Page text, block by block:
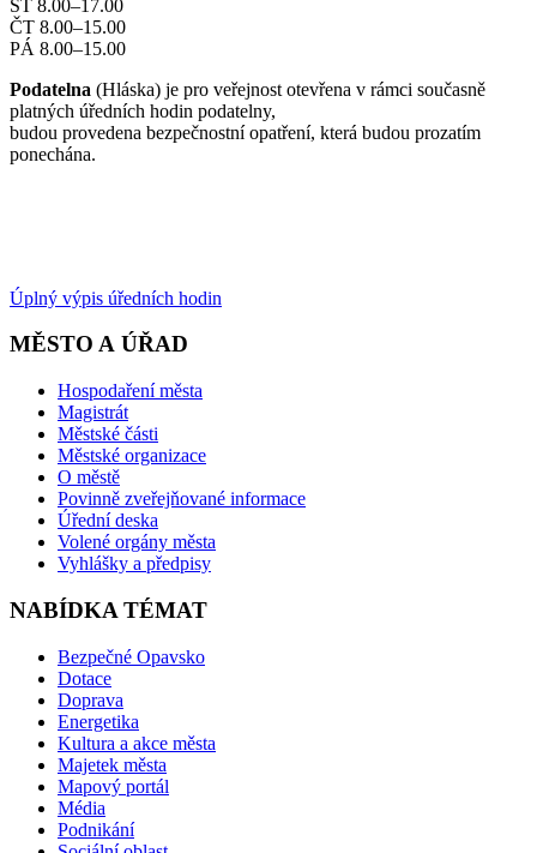
ST 8.00–17.00
ČT 8.00–15.00
PÁ 8.00–15.00
Podatelna (Hláska) je pro veřejnost otevřena v rámci současně
platných úředních hodin podatelny,
budou provedena bezpečnostní opatření, která budou prozatím
ponechána.
Úplný výpis úředních hodin
MĚSTO A ÚŘAD
Hospodaření města
Magistrát
Městské části
Městské organizace
O městě
Povinně zveřejňované informace
Úřední deska
Volené orgány města
Vyhlášky a předpisy
NABÍDKA TÉMAT
Bezpečné Opavsko
Dotace
Doprava
Energetika
Kultura a akce města
Majetek města
Mapový portál
Média
Podnikání